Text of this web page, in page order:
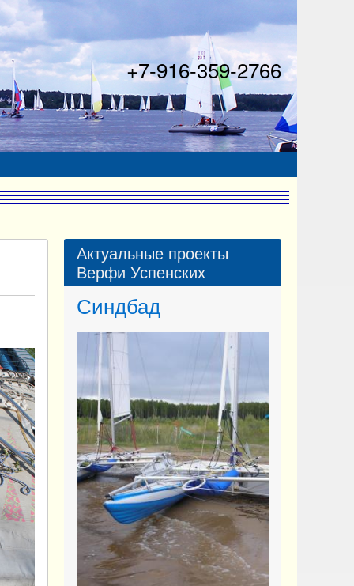
+7-916-359-2766
Актуальные проекты
Верфи Успенских
Синдбад
Форсаж